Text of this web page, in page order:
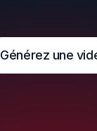
Générez une